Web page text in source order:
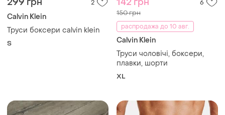
2
Calvin Klein
Труси боксери calvin klein
S
6
150 грн
распродажа до 10 авг.
Calvin Klein
Труси чоловічі, боксери,
плавки, шорти
XL